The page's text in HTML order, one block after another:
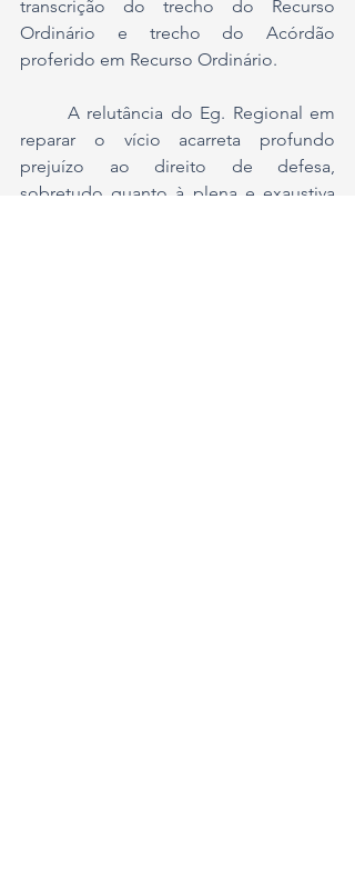
transcrição do trecho do Recurso
Ordinário e trecho do Acórdão
proferido em Recurso Ordinário.
reparar o vício acarreta profundo
prejuízo ao direito de defesa,
sobretudo quanto à plena e exaustiva